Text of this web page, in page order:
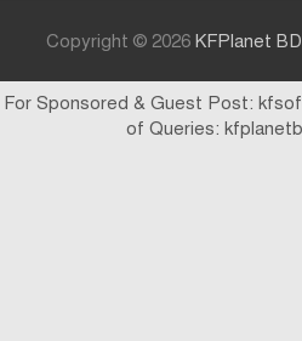
Copyright © 2026 KFPlanet
For Sponsored & Guest Post:
of Queries: